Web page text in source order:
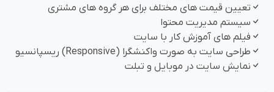
تعیین قیمت های مختلف برای هر گروه های مشتری
سیستم مدیریت محتوا
فیلم های آموزش کار با سایت
طراحی سایت به صورت واکنشگرا (Responsive) ریسپانسیو
نمایش سایت در موبایل و تبلت